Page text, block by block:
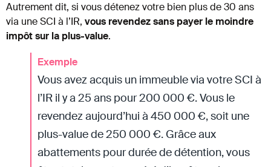
Autrement dit, si vous détenez votre bien plus de 30 ans
via une SCI à l’IR, vous revendez sans payer le moindre
impôt sur la plus-value.
Exemple
Vous avez acquis un immeuble via votre SCI à
l’IR il y a 25 ans pour 200 000 €. Vous le
revendez aujourd’hui à 450 000 €, soit une
plus-value de 250 000 €. Grâce aux
abattements pour durée de détention, vous